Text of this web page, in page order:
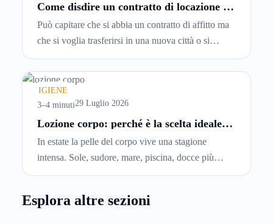
Come disdire un contratto di locazione in
modo corretto ed efficace
Può capitare che si abbia un contratto di affitto ma
che si voglia trasferirsi in una nuova città o si
abbiano problemi a pagare il canone, per cui si
comincia a cercare un’altra abitazione: è legittimo
chiedersi se è possibile
locazioneprima che scada. In questa guida
capiremo come inviare la disdetta per un contratto
IGIENE
3–4 minuti29 Luglio 2026
Lozione corpo: perché è la scelta ideale
In estate la pelle del corpo vive una stagione
intensa. Sole, sudore, mare, piscina, docce più
frequenti e aria condizionata possono renderla
meno confortevole. Eppure, proprio nei mesi caldi,
Esplora altre sezioni